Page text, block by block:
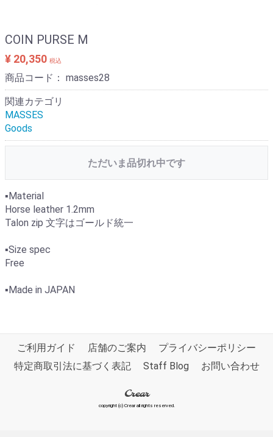
COIN PURSE M
¥ 20,350 税込
商品コード： masses28
関連カテゴリ
MASSES
Goods
ただいま品切れ中です
▪️Material
Horse leather 1.2mm
Talon zip 文字はゴールド統一
▪️Size spec
Free
▪️Made in JAPAN
ご利用ガイド 店舗のご案内
プライバシーポリシー
特定商取引法に基づく表記
Staff Blog お問い合わせ
Crear
copyright (c) Crear all rights reserved.